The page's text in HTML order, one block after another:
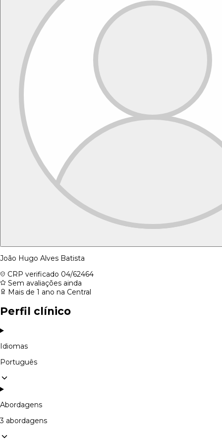
João Hugo Alves Batista
CRP verificado 04/62464
Sem avaliações ainda
Mais de 1 ano na Central
Perfil clínico
Idiomas
Português
Abordagens
3 abordagens